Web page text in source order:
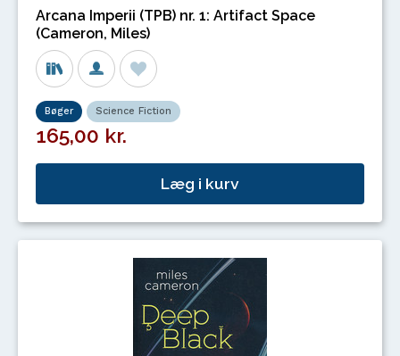
Arcana Imperii (TPB) nr. 1: Artifact Space
(Cameron, Miles)
Bøger Science Fiction
165,00 kr.
Læg i kurv